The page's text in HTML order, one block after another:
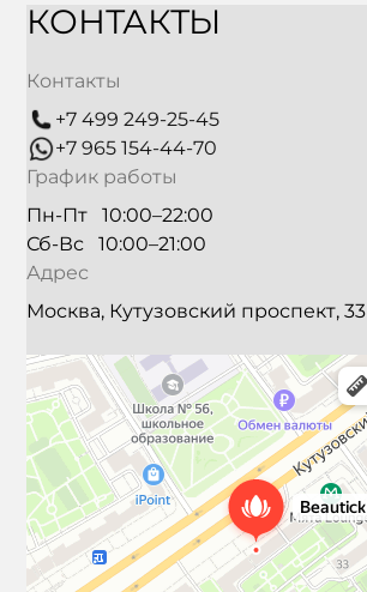
КОНТАКТЫ
Контакты
+7 499 249-25-45
+7 965 154-44-70
График работы
Пн-Пт   10:00–22:00
Сб-Вс   10:00–21:00
Адрес
Москва, Кутузовский проспект, 33
Beautick
Салон красоты в Москве
Косметология в Москве